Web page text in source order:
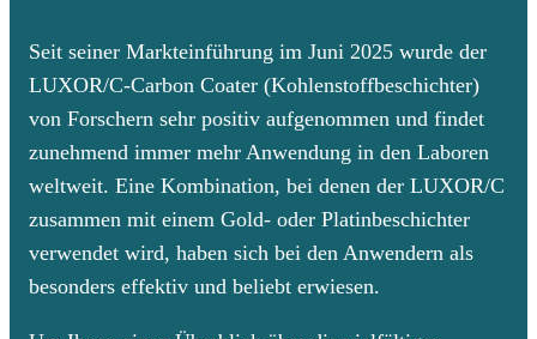
Seit seiner Markteinführung im Juni 2025 wurde der
LUXOR/C-Carbon Coater (Kohlenstoffbeschichter)
von Forschern sehr positiv aufgenommen und findet
zunehmend immer mehr Anwendung in den Laboren
weltweit. Eine Kombination, bei denen der LUXOR/C
zusammen mit einem Gold- oder Platinbeschichter
verwendet wird, haben sich bei den Anwendern als
besonders effektiv und beliebt erwiesen.